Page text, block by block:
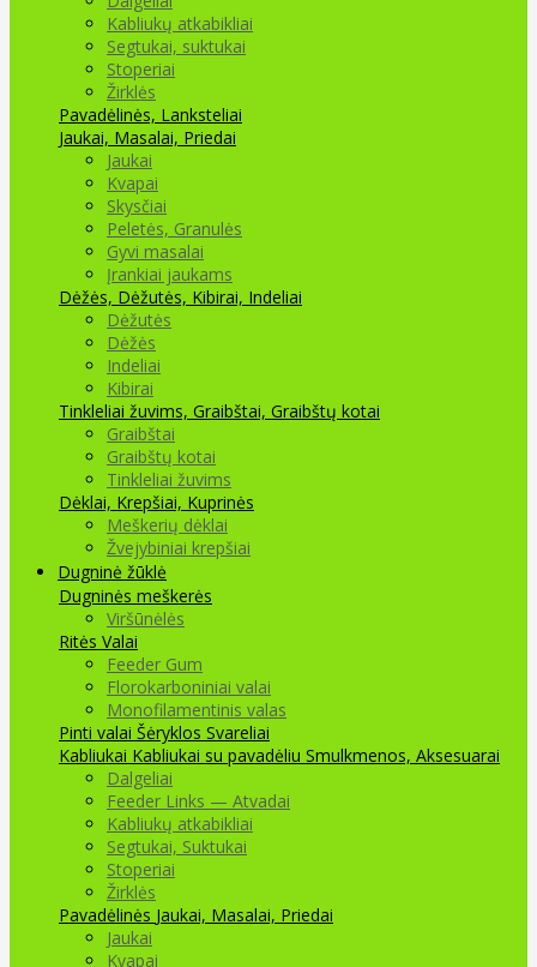
Kabliukų atkabikliai
Segtukai, suktukai
Stoperiai
Žirklės
Pavadėlinės, Lanksteliai
Jaukai, Masalai, Priedai
Jaukai
Kvapai
Skysčiai
Peletės, Granulės
Gyvi masalai
Įrankiai jaukams
Dėžės, Dėžutės, Kibirai, Indeliai
Dėžutės
Dėžės
Indeliai
Kibirai
Tinkleliai žuvims, Graibštai, Graibštų kotai
Graibštai
Graibštų kotai
Tinkleliai žuvims
Dėklai, Krepšiai, Kuprinės
Meškerių dėklai
Žvejybiniai krepšiai
Dugninė žūklė
Dugninės meškerės
Viršūnėlės
Ritės Valai
Feeder Gum
Florokarboniniai valai
Monofilamentinis valas
Pinti valai Šėryklos Svareliai
Kabliukai Kabliukai su pavadėliu Smulkmenos, Aksesuarai
Dalgeliai
Feeder Links — Atvadai
Kabliukų atkabikliai
Segtukai, Suktukai
Stoperiai
Žirklės
Pavadėlinės Jaukai, Masalai, Priedai
Jaukai
Kvapai